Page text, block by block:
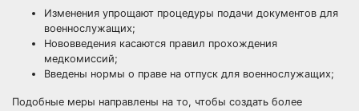
Изменения упрощают процедуры подачи документов для
военнослужащих;
Нововведения касаются правил прохождения
медкомиссий;
Введены нормы о праве на отпуск для военнослужащих;
Подобные меры направлены на то, чтобы создать более